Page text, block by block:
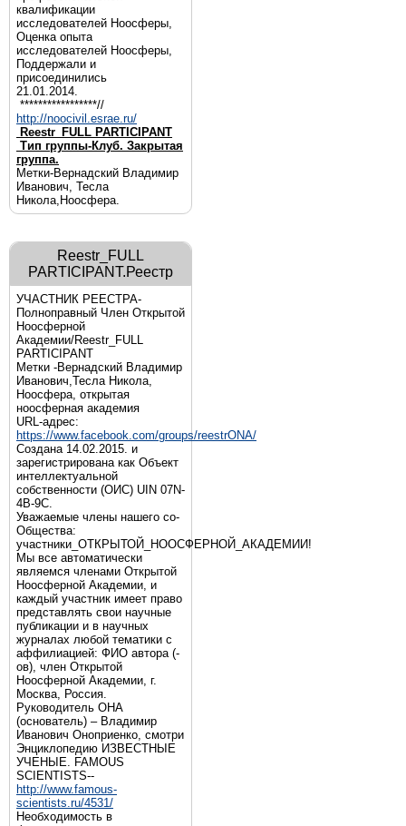
квалификации
исследователей Ноосферы,
Оценка опыта
исследователей Ноосферы,
Поддержали и
присоединились
21.01.2014.
*****************//
http://noocivil.esrae.ru/
Reestr_FULL PARTICIPANT
Тип группы-Клуб. Закрытая
группа.
Метки-Вернадский Владимир
Иванович, Тесла
Никола,Ноосфера.
Reestr_FULL
PARTICIPANT.Реестр
УЧАСТНИК РЕЕСТРА-
Полноправный Член Открытой
Ноосферной
Академии/Reestr_FULL
PARTICIPANT
Метки -Вернадский Владимир
Иванович,Тесла Никола,
Ноосфера, открытая
ноосферная академия
URL-адрес:
https://www.facebook.com/groups/reestrONA/
Создана 14.02.2015. и
зарегистрирована как Объект
интеллектуальной
собственности (ОИС) UIN 07N-
4B-9C.
Уважаемые члены нашего со-
Общества:
участники_ОТКРЫТОЙ_НООСФЕРНОЙ_АКАДЕМИИ!
Мы все автоматически
являемся членами Открытой
Ноосферной Академии, и
каждый участник имеет право
представлять свои научные
публикации и в научных
журналах любой тематики с
аффилиацией: ФИО автора (-
ов), член Открытой
Ноосферной Академии, г.
Москва, Россия.
Руководитель ОНА
(основатель) – Владимир
Иванович Оноприенко, смотри
Энциклопедию ИЗВЕСТНЫЕ
УЧЕНЫЕ. FAMOUS
SCIENTISTS--
http://www.famous-
scientists.ru/4531/
Необходимость в